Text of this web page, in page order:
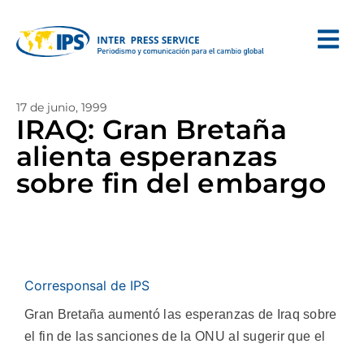
17 de junio, 1999
IRAQ: Gran Bretaña
alienta esperanzas
sobre fin del embargo
Corresponsal de IPS
Gran Bretaña aumentó las esperanzas de Iraq sobre
el fin de las sanciones de la ONU al sugerir que el